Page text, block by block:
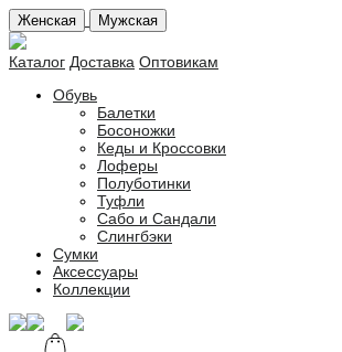
Женская Мужская
Каталог Доставка Оптовикам
Обувь
Балетки
Босоножки
Кеды и Кроссовки
Лоферы
Полуботинки
Туфли
Сабо и Сандали
Слингбэки
Сумки
Аксессуары
Коллекции